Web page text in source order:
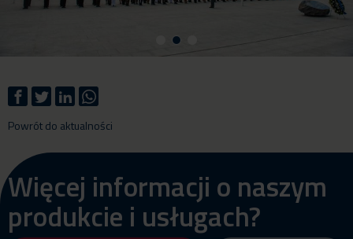
Powrót do aktualności
Więcej informacji o naszym
produkcie i usługach?